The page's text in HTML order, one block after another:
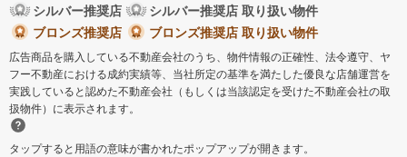
シルバー推奨店
シルバー推奨店 取り扱い物件
ブロンズ推奨店
ブロンズ推奨店 取り扱い物件
広告商品を購入している不動産会社のうち、物件情報の正確性、法令遵守、ヤ
フー不動産における成約実績等、当社所定の基準を満たした優良な店舗運営を
実践していると認めた不動産会社（もしくは当該認定を受けた不動産会社の取
扱物件）に表示されます。
タップすると用語の意味が書かれたポップアップが開きます。